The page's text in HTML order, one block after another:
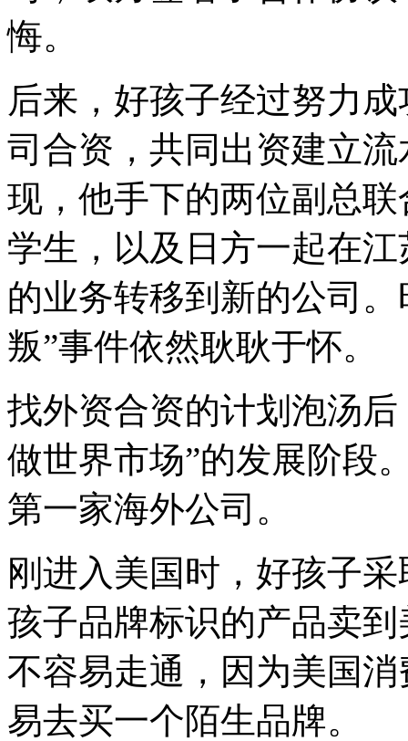
悔。
后来，好孩子经过努力
司合资，共同出资建立
现，他手下的两位副总
学生，以及日方一起在
的业务转移到新的公司
叛”事件依然耿耿于怀。
找外资合资的计划泡汤
做世界市场”的发展阶段
第一家海外公司。
刚进入美国时，好孩子
孩子品牌标识的产品卖
不容易走通，因为美国
易去买一个陌生品牌。